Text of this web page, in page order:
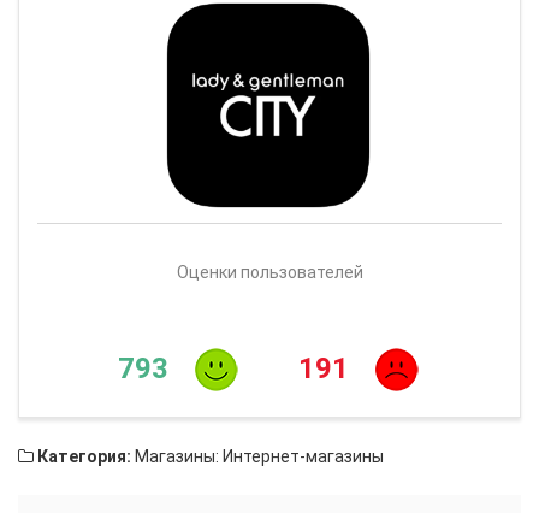
Оценки пользователей
793 191
Категория: Магазины: Интернет-магазины